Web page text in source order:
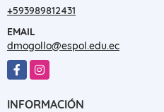
+593989812431
EMAIL
dmogollo@espol.edu.ec
FacebookInstagram
INFORMACIÓN